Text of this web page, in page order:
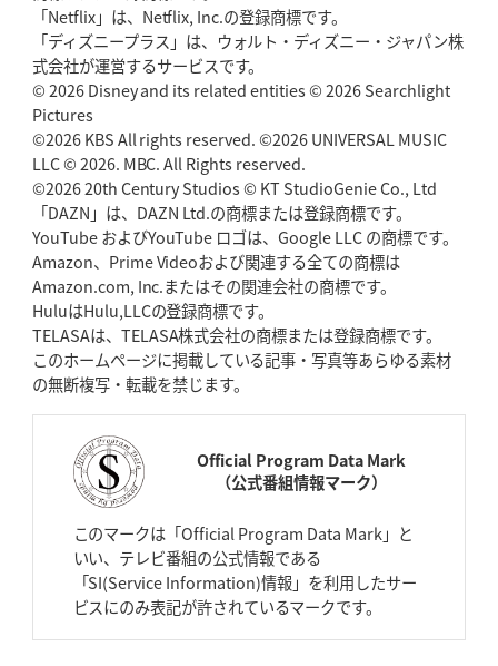
「Netflix」は、Netflix, Inc.の登録商標です。
「ディズニープラス」は、ウォルト・ディズニー・ジャパン株
式会社が運営するサービスです。
© 2026 Disney and its related entities © 2026 Searchlight
Pictures
©2026 KBS All rights reserved. ©2026 UNIVERSAL MUSIC
LLC © 2026. MBC. All Rights reserved.
©2026 20th Century Studios © KT StudioGenie Co., Ltd
「DAZN」は、DAZN Ltd.の商標または登録商標です。
YouTube およびYouTube ロゴは、Google LLC の商標です。
Amazon、Prime Videoおよび関連する全ての商標は
Amazon.com, Inc.またはその関連会社の商標です。
HuluはHulu,LLCの登録商標です。
TELASAは、TELASA株式会社の商標または登録商標です。
このホームページに掲載している記事・写真等あらゆる素材
の無断複写・転載を禁じます。
Official Program Data Mark
（公式番組情報マーク）
このマークは「Official Program Data Mark」と
いい、テレビ番組の公式情報である
「SI(Service Information)情報」を利用したサー
ビスにのみ表記が許されているマークです。